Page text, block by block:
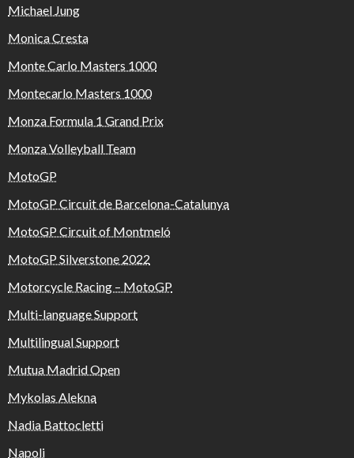
Michael Jung
Monica Cresta
Monte Carlo Masters 1000
Montecarlo Masters 1000
Monza Formula 1 Grand Prix
Monza Volleyball Team
MotoGP
MotoGP Circuit de Barcelona-Catalunya
MotoGP Circuit of Montmeló
MotoGP Silverstone 2022
Motorcycle Racing – MotoGP
Multi-language Support
Multilingual Support
Mutua Madrid Open
Mykolas Alekna
Nadia Battocletti
Napoli